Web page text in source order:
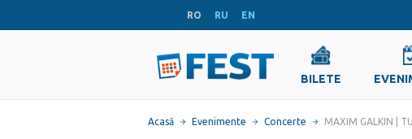
RO RU EN
BILETE
Acasă Evenimente Concerte MAXIM GALKIN |